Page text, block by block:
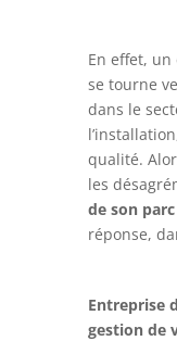
En effet, un
se tourne
dans le
qualité.
les
de son
réponse,
Entreprise
gestion de